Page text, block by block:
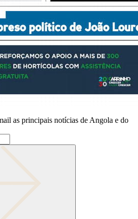
as principais notícias de Angola e do